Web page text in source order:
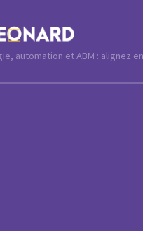
automation et ABM : alignez